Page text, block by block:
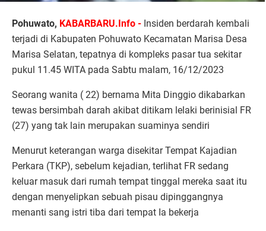
Pohuwato, KABARBARU.Info - Insiden berdarah kembali
terjadi di Kabupaten Pohuwato Kecamatan Marisa Desa
Marisa Selatan, tepatnya di kompleks pasar tua sekitar
pukul 11.45 WITA pada Sabtu malam, 16/12/2023
Seorang wanita ( 22) bernama Mita Dinggio dikabarkan
tewas bersimbah darah akibat ditikam lelaki berinisial FR
(27) yang tak lain merupakan suaminya sendiri
Menurut keterangan warga disekitar Tempat Kajadian
Perkara (TKP), sebelum kejadian, terlihat FR sedang
keluar masuk dari rumah tempat tinggal mereka saat itu
dengan menyelipkan sebuah pisau dipinggangnya
menanti sang istri tiba dari tempat Ia bekerja